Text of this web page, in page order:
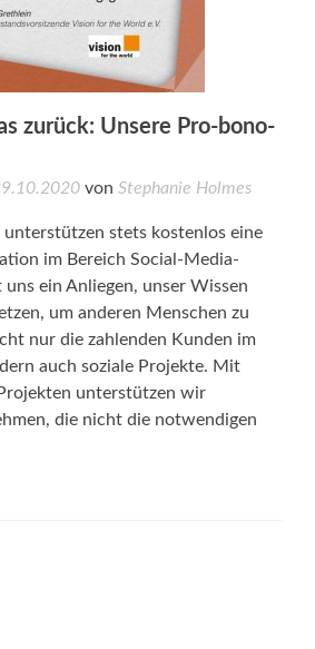
zurück: Unsere Pro-bono-
von Stephanie Holmes
stets kostenlos eine
im Bereich Social-Media-
uns ein Anliegen, unser Wissen
um anderen Menschen zu
nur die zahlenden Kunden im
auch soziale Projekte. Mit
unterstützen wir
die nicht die notwendigen